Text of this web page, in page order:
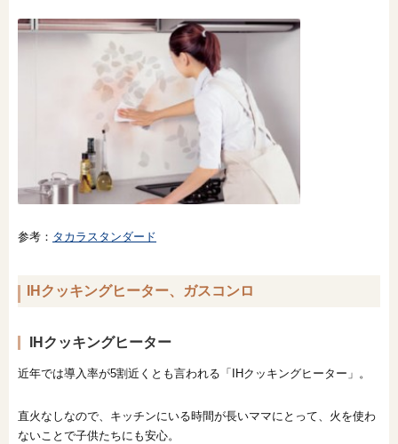
参考： タカラスタンダード
IHクッキングヒーター、ガスコンロ
IHクッキングヒーター
近年では導入率が5割近くとも言われる「IHクッキングヒーター」。
直火なしなので、キッチンにいる時間が長いママにとって、火を使わ
ないことで子供たちにも安心。